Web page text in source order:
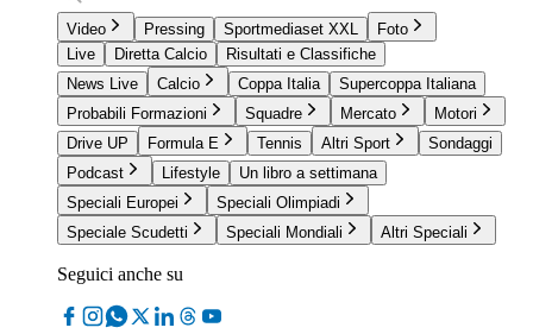
Video Pressing Sportmediaset XXL
Foto
Live
Diretta Calcio
Risultati e Classifiche
News Live
Calcio Coppa Italia
Supercoppa Italiana
Probabili Formazioni
Squadre Mercato
Motori
Drive UP
Formula E Tennis Altri Sport
Sondaggi
Podcast
Lifestyle
Un libro a settimana
Speciali Europei
Speciali Olimpiadi
Speciale Scudetti
Speciali Mondiali Altri Speciali
Seguici anche su